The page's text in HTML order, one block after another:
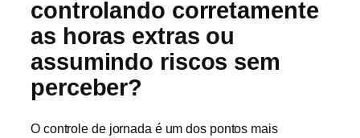
controlando corretamente
as horas extras ou
assumindo riscos sem
perceber?
O controle de jornada é um dos pontos mais